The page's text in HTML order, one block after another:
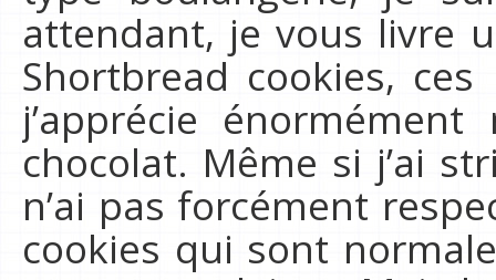
attendant, je vous livre
Shortbread cookies,
j’apprécie
chocolat. Même si j’ai
n’ai pas forcément
cookies qui sont